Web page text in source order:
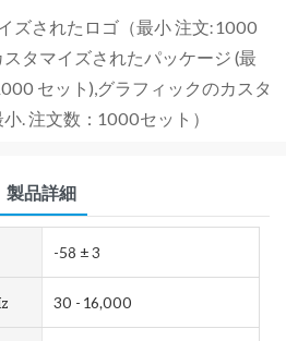
ズされたロゴ（最小 注文: 1000
スタマイズされたパッケージ (最
セット),グラフィックのカスタ
. 注文数：1000セット）
製品詳細
-58 ± 3
30 - 16,000